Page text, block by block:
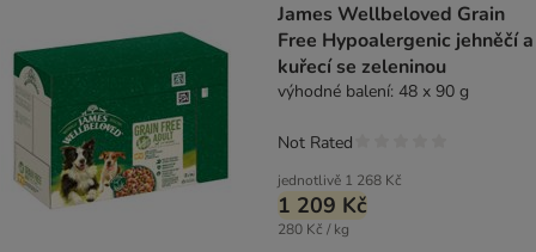
James Wellbeloved Grain
Free Hypoalergenic jehněčí a
kuřecí se zeleninou
výhodné balení: 48 x 90 g
jednotlivě 1 268 Kč
1 209 Kč
280 Kč / kg
Not Rated